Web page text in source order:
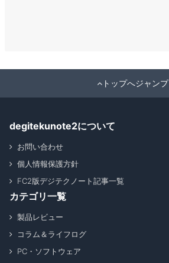
トップへジャンプ
degitekunote2について
お問い合わせ
個人情報保護方針
FC2版デジテクノート記事一覧
カテゴリ一覧
製品レビュー
コラム＆ライフログ
PC・ソフトウェア